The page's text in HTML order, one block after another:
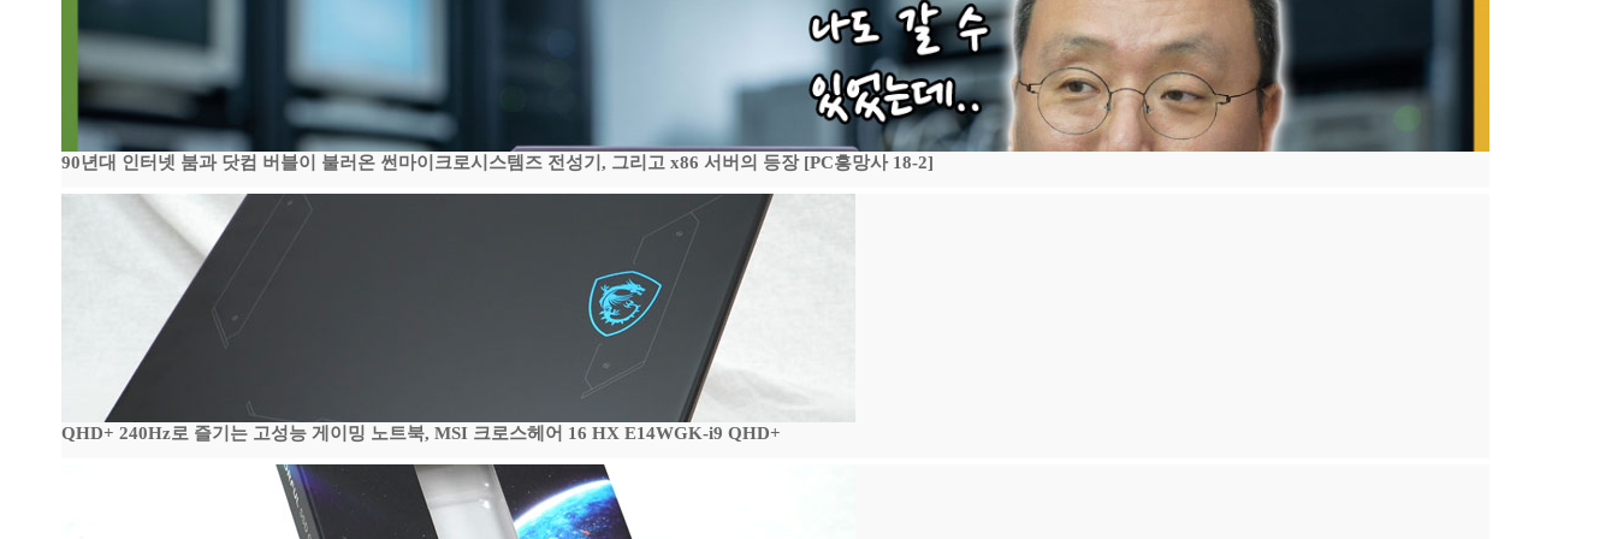
90년대 인터넷 붐과 닷컴 버블이 불러온 썬마이크로시스템즈 전성기, 그리고 x86 서버의 등장 [PC흥망사 18-2]
QHD+ 240Hz로 즐기는 고성능 게이밍 노트북, MSI 크로스헤어 16 HX E14WGK-i9 QHD+